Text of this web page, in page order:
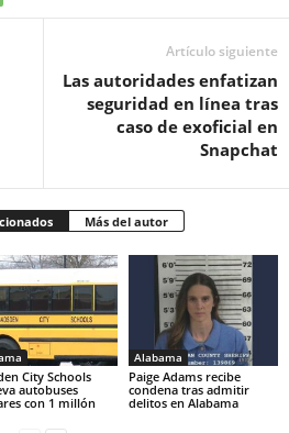
Artículo siguiente
Las autoridades enfatizan
seguridad en línea tras
caso de exoficial en
Snapchat
Más del autor
City Schools
autobuses
con 1 millón
Alabama
Paige Adams recibe
condena tras admitir
delitos en Alabama